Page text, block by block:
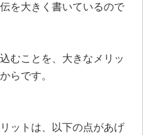
を大きく書いているので
むことを、大きなメリッ
らです。
ットは、以下の点があげ